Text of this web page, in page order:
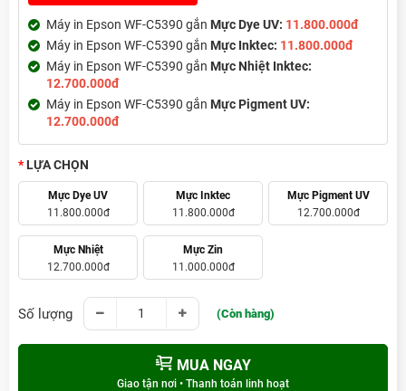
Máy in Epson WF-C5390 gắn Mực Dye UV: 11.800.000đ
Máy in Epson WF-C5390 gắn Mực Inktec: 11.800.000đ
Máy in Epson WF-C5390 gắn Mực Nhiệt Inktec:
12.700.000đ
Máy in Epson WF-C5390 gắn Mực Pigment UV:
12.700.000đ
LỰA CHỌN
Mực Dye UV
11.800.000đ
Mực Inktec
11.800.000đ
Mực Pigment UV
12.700.000đ
Mực Nhiệt
12.700.000đ
Mực Zin
11.000.000đ
Số lượng (Còn hàng)
MUA NGAY
Giao tận nơi • Thanh toán linh hoạt